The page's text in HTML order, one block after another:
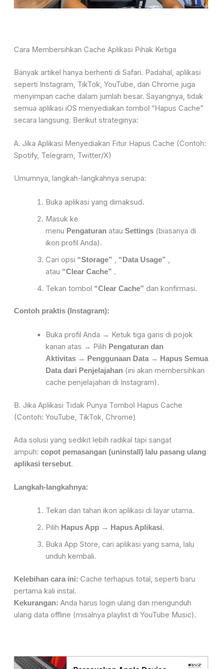
Cara Membersihkan Cache Aplikasi Pihak Ketiga
Banyak artikel hanya berhenti di Safari. Padahal, aplikasi
seperti Instagram, TikTok, YouTube, dan Chrome juga
menyimpan cache dalam jumlah besar. Sayangnya, tidak
semua aplikasi iOS menyediakan tombol “Hapus Cache”
secara langsung. Berikut strateginya:
A. Jika Aplikasi Menyediakan Fitur Hapus Cache (Contoh:
Spotify, Telegram, Twitter/X)
Umumnya, langkah-langkahnya serupa:
Buka aplikasi yang dimaksud.
Masuk ke
menu Pengaturanatau Settings(biasanya di
ikon profil Anda).
Cari opsi “Storage” “Data Usage”
atau “Clear Cache” .
Tekan tombol “Clear Cache” dan konfirmasi.
Contoh praktis (Instagram):
Buka profil Anda → Ketuk tiga garis di pojok
kanan atas → Pilih Pengaturan dan
Aktivitas→ Penggunaan Data→
Hapus Semua
Data dari Penjelajahan(ini akan membersihkan
cache penjelajahan di Instagram).
B. Jika Aplikasi Tidak Punya Tombol Hapus Cache
(Contoh: YouTube, TikTok, Chrome)
Ada solusi yang sedikit lebih radikal tapi sangat
ampuh: copot pemasangan (uninstall) lalu pasang ulang
aplikasi tersebut.
Langkah-langkahnya:
Tekan dan tahan ikon aplikasi di layar utama.
Pilih Hapus App→ Hapus Aplikasi.
Buka App Store, cari aplikasi yang sama, lalu
unduh kembali.
Kelebihan cara ini: Cache terhapus total, seperti baru
pertama kali instal.
Kekurangan: Anda harus login ulang dan mengunduh
ulang data offline (misalnya playlist di YouTube Music).